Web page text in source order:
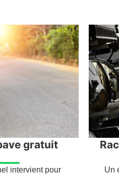
gratuit
intervient pour
Un